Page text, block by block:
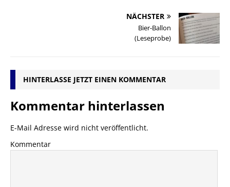
NÄCHSTER
Bier-Ballon
(Leseprobe)
HINTERLASSE JETZT EINEN KOMMENTAR
Kommentar hinterlassen
E-Mail Adresse wird nicht veröffentlicht.
Kommentar